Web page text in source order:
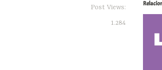
Post Views:
1.284